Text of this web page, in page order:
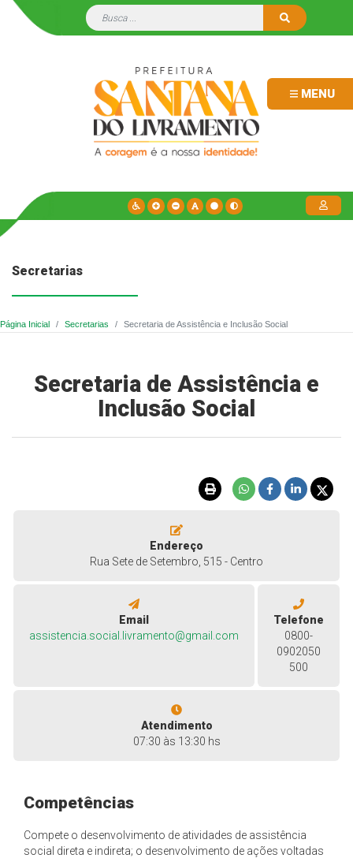
MENU
Secretarias
Página Inicial Secretarias Secretaria de Assistência e Inclusão Social
Secretaria de Assistência e
Inclusão Social
Endereço
Rua Sete de Setembro, 515 - Centro
Email
assistencia.social.livramento@gmail.com
Telefone
0800-
0902050
500
Atendimento
07:30 às 13:30 hs
Competências
Compete o desenvolvimento de atividades de assistência
social direta e indireta; o desenvolvimento de ações voltadas